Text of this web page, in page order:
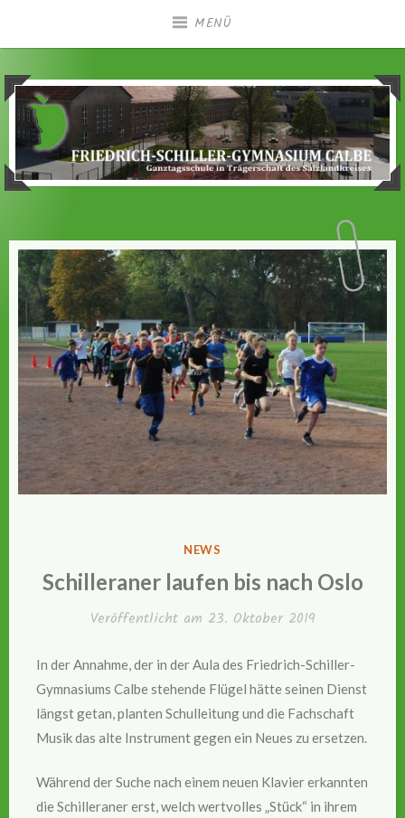
MENÜ
Friedrich-Schiller-
Gymnasium Calbe
Ganztagsgymnasium in Trägerschaft des
Salzlandkreises
VERÖFFENTLICHT
NEWS
Schilleraner laufen bis nach Oslo
Veröffentlicht am 23. Oktober 2019
In der Annahme, der in der Aula des Friedrich-Schiller-
Gymnasiums Calbe stehende Flügel hätte seinen Dienst
längst getan, planten Schulleitung und die Fachschaft
Musik das alte Instrument gegen ein Neues zu ersetzen.
Während der Suche nach einem neuen Klavier erkannten
die Schilleraner erst, welch wertvolles „Stück“ in ihrem